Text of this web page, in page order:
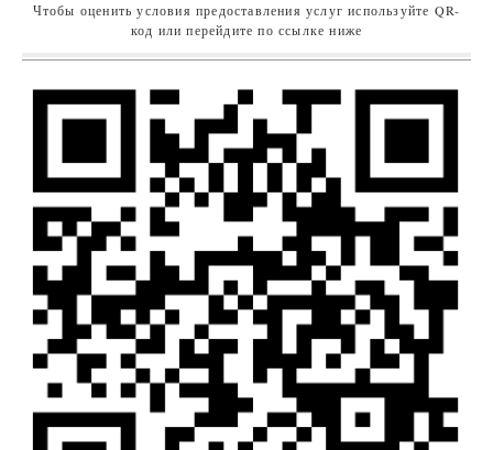
Чтобы оценить условия предоставления услуг используйте QR-
код или перейдите по ссылке ниже